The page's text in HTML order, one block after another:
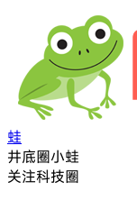
蛙
井底圈小蛙
关注科技圈